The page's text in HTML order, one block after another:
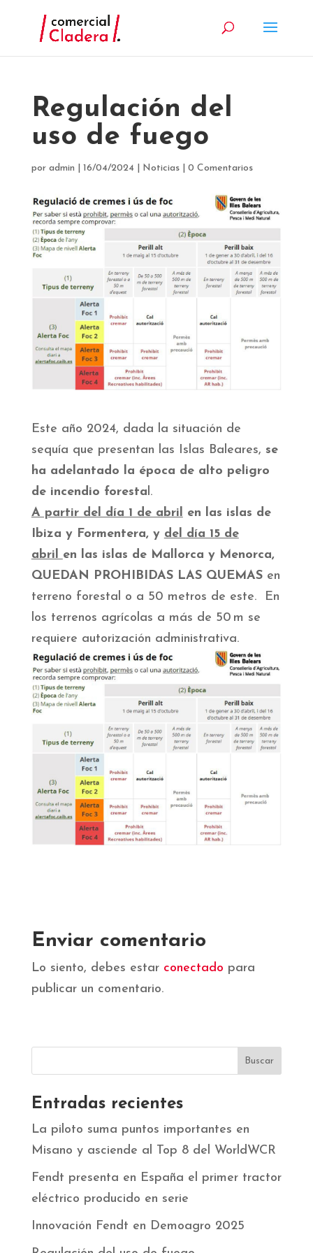
Regulación del
uso de fuego
por admin 16/04/2024| Noticias| 0 Comentarios
Este año 2024, dada la situación de
sequía que presentan las Islas Baleares, se
ha adelantado la época de alto peligro
de incendio foresta l.
A partir del día 1 de abril
en las islas de
Ibiza y Formentera, y del día 15 de
abril en las islas de Mallorca y Menorca,
QUEDAN PROHIBIDAS LAS QUEMASen
terreno forestal o a 50 metros de este. En
los terrenos agrícolas a más de 50 m se
requiere autorización administrativa.
Enviar comentario
Lo siento, debes estar conectado para
publicar un comentario.
Entradas recientes
La piloto suma puntos importantes en
Misano y asciende al Top 8 del WorldWCR
Fendt presenta en España el primer tractor
eléctrico producido en serie
Innovación Fendt en Demoagro 2025